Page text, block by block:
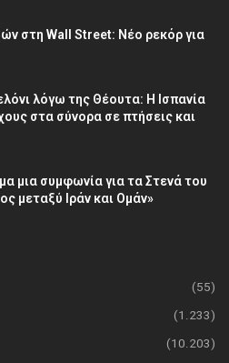
στη Wall Street: Νέο ρεκόρ για
λόγω της Θέουτα: Η Ισπανία
στα σύνορα σε πτήσεις και
μια συμφωνία για τα Στενά του
μεταξύ Ιράν και Ομάν»
(55)
(1.233)
(10.203)